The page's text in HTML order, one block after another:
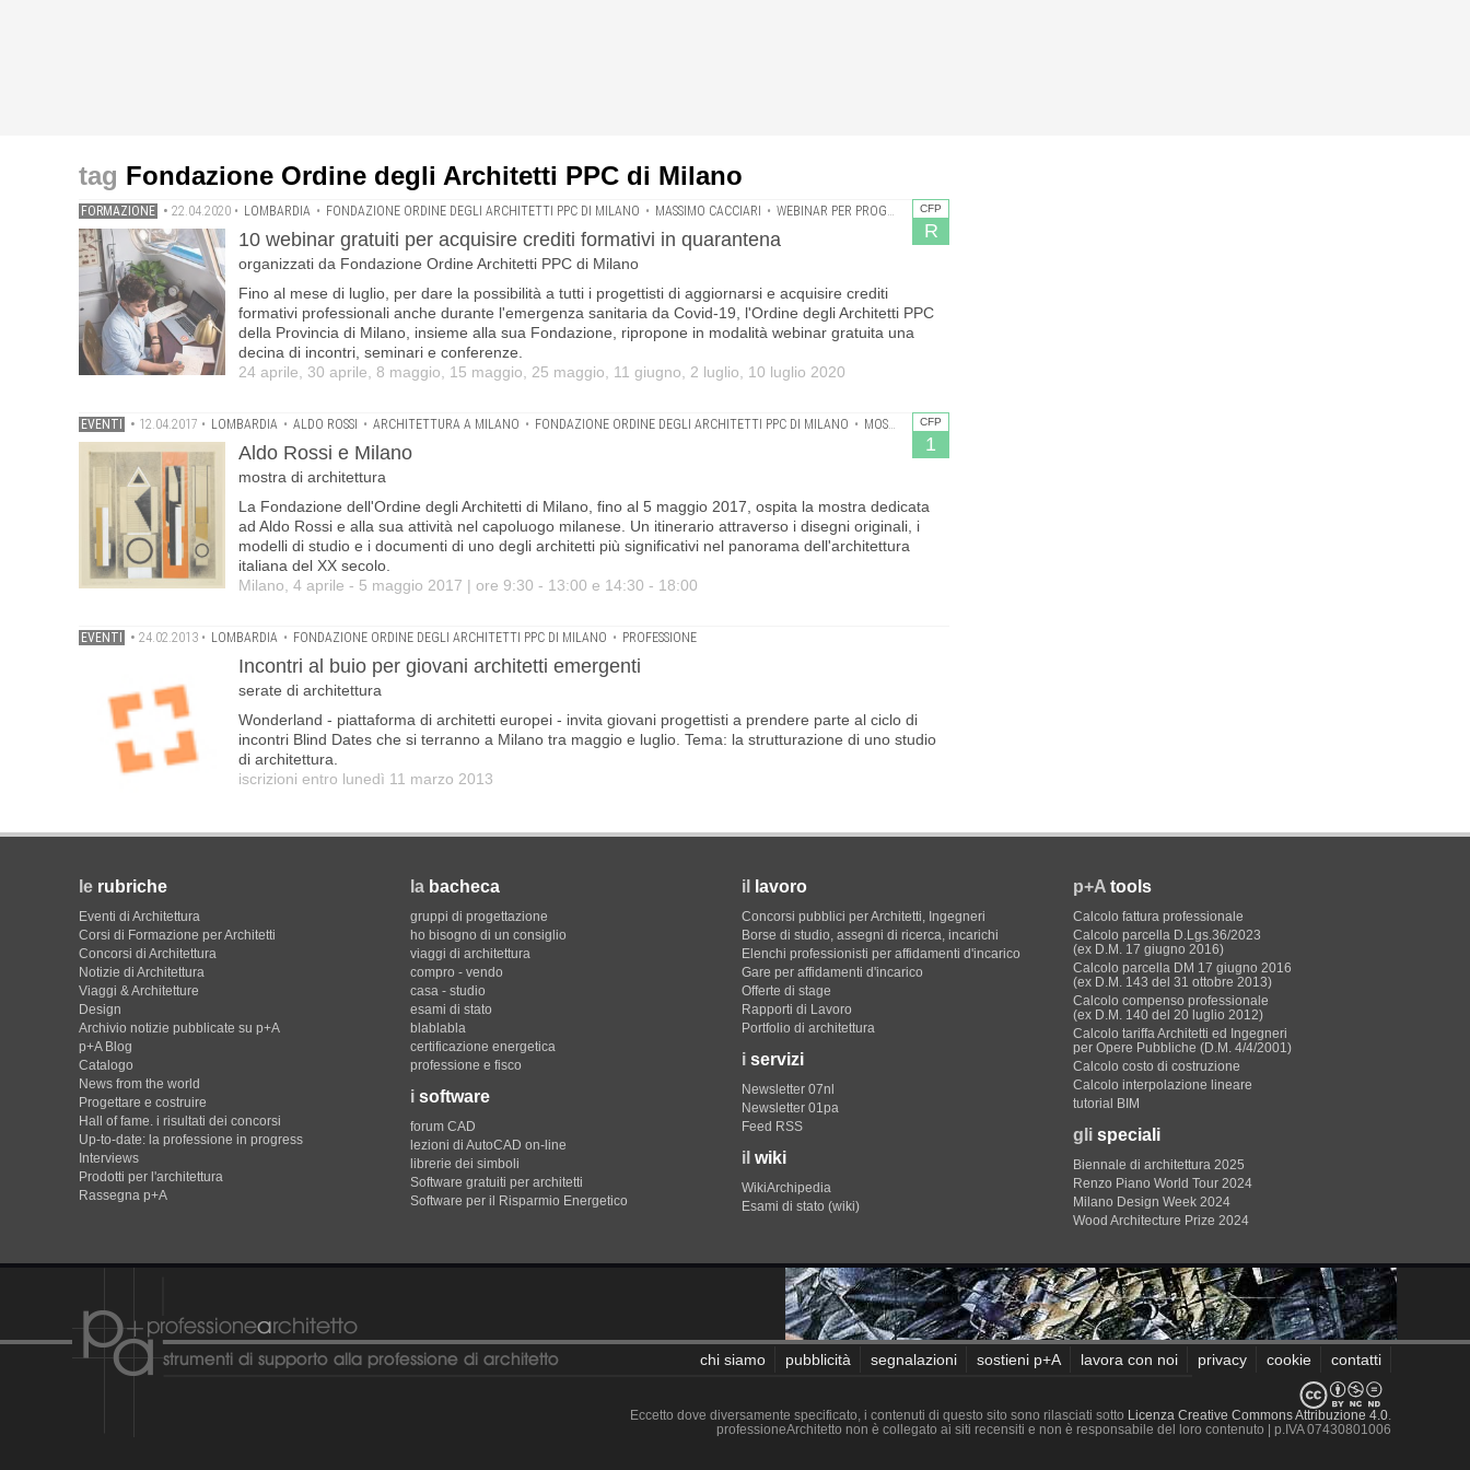
Fondazione Ordine degli Architetti PPC di Milano
CFP
R
FORMAZIONE • 22.04.2020 • LOMBARDIA • FONDAZIONE ORDINE DEGLI ARCHITETTI PPC DI MILANO • MASSIMO CACCIARI • WEBINAR PER PROGETTISTI
10 webinar gratuiti per acquisire crediti formativi in quarantena
organizzati da Fondazione Ordine Architetti PPC di Milano
Fino al mese di luglio, per dare la possibilità a tutti i progettisti di aggiornarsi e acquisire crediti
formativi professionali anche durante l'emergenza sanitaria da Covid-19, l'Ordine degli Architetti PPC
della Provincia di Milano, insieme alla sua Fondazione, ripropone in modalità webinar gratuita una
decina di incontri, seminari e conferenze.
24 aprile, 30 aprile, 8 maggio, 15 maggio, 25 maggio, 11 giugno, 2 luglio, 10 luglio 2020
CFP
1
EVENTI • 12.04.2017 • LOMBARDIA • ALDO ROSSI • ARCHITETTURA A MILANO • FONDAZIONE ORDINE DEGLI ARCHITETTI PPC DI MILANO • MOSTRA DI ARCHITETTURA
Aldo Rossi e Milano
mostra di architettura
La Fondazione dell'Ordine degli Architetti di Milano, fino al 5 maggio 2017, ospita la mostra dedicata
ad Aldo Rossi e alla sua attività nel capoluogo milanese. Un itinerario attraverso i disegni originali, i
modelli di studio e i documenti di uno degli architetti più significativi nel panorama dell'architettura
italiana del XX secolo.
Milano, 4 aprile - 5 maggio 2017 | ore 9:30 - 13:00 e 14:30 - 18:00
EVENTI • 24.02.2013 • LOMBARDIA • FONDAZIONE ORDINE DEGLI ARCHITETTI PPC DI MILANO • PROFESSIONE
Incontri al buio per giovani architetti emergenti
serate di architettura
Wonderland - piattaforma di architetti europei - invita giovani progettisti a prendere parte al ciclo di
incontri Blind Dates che si terranno a Milano tra maggio e luglio. Tema: la strutturazione di uno studio
di architettura.
iscrizioni entro lunedì 11 marzo 2013
le rubriche
Eventi di Architettura
Corsi di Formazione per Architetti
Concorsi di Architettura
Notizie di Architettura
Viaggi & Architetture
Design
Archivio notizie pubblicate su p+A
p+A Blog
Catalogo
News from the world
Progettare e costruire
Hall of fame. i risultati dei concorsi
Up-to-date: la professione in progress
Interviews
Prodotti per l'architettura
Rassegna p+A
la bacheca
gruppi di progettazione
ho bisogno di un consiglio
viaggi di architettura
compro - vendo
casa - studio
esami di stato
blablabla
certificazione energetica
professione e fisco
i software
forum CAD
lezioni di AutoCAD on-line
librerie dei simboli
Software gratuiti per architetti
Software per il Risparmio Energetico
il lavoro
Concorsi pubblici per Architetti, Ingegneri
Borse di studio, assegni di ricerca, incarichi
Elenchi professionisti per affidamenti d'incarico
Gare per affidamenti d'incarico
Offerte di stage
Rapporti di Lavoro
Portfolio di architettura
i servizi
Newsletter 07nl
Newsletter 01pa
Feed RSS
il wiki
WikiArchipedia
Esami di stato (wiki)
p+A tools
Calcolo fattura professionale
Calcolo parcella D.Lgs.36/2023
(ex D.M. 17 giugno 2016)
Calcolo parcella DM 17 giugno 2016
(ex D.M. 143 del 31 ottobre 2013)
Calcolo compenso professionale
(ex D.M. 140 del 20 luglio 2012)
Calcolo tariffa Architetti ed Ingegneri
per Opere Pubbliche (D.M. 4/4/2001)
Calcolo costo di costruzione
Calcolo interpolazione lineare
tutorial BIM
gli speciali
Biennale di architettura 2025
Renzo Piano World Tour 2024
Milano Design Week 2024
Wood Architecture Prize 2024
chi siamo pubblicità segnalazioni sostieni p+A lavora con noi privacy cookie contatti
Eccetto dove diversamente specificato, i contenuti di questo sito sono rilasciati sotto Licenza Creative Commons Attribuzione 4.0.
professioneArchitetto non è collegato ai siti recensiti e non è responsabile del loro contenuto
| p.IVA 07430801006